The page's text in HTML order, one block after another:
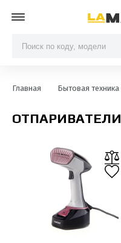
Главная Бытовая техника
ОТПАРИВАТЕЛИ